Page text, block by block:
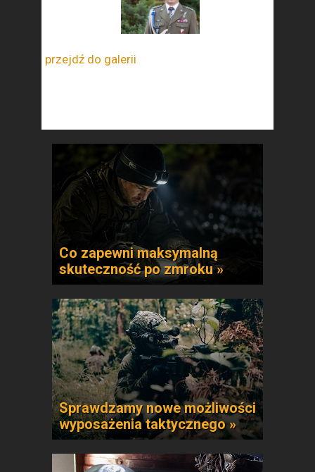
przejdź do galerii
Co zapewni maksymalną
skuteczność po zmroku »
Sprawdzamy nowe możliwości
wyposażenia taktycznego »